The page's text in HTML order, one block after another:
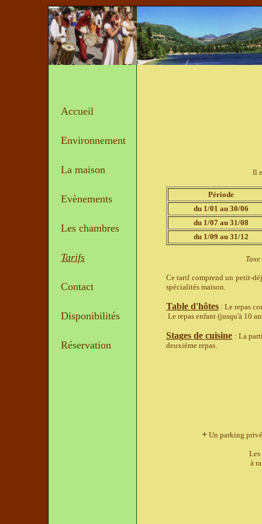
Il
Période
du 1/01 au 30/06
du 1/07 au 31/08
du 1/09 au 31/12
Ce tarif comprend un petit-
spécialités maison.
Table d'hôtes : Le repas
Le repas enfant (jusqu'à 10
Stages de cuisine : La
deuxième repas.
+ Un parking
Les
à
Accueil
Environnement
La maison
Evènements
Les chambres
Tarifs
Contact
Disponibilités
Réservation